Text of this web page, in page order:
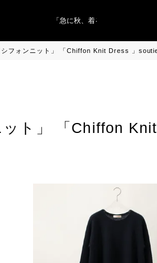
「急に秋、着るものがない」
シフォンニット」 「Chiffon Knit Dress 」
ット」 「Chiffon